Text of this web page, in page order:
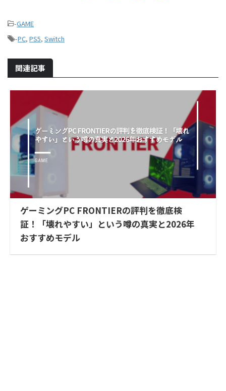
-GAME
-PC, PS5, Switch
関連記事
ゲーミングPC FRONTIERの評判を徹底検
証！「壊れやすい」という噂の真実と2026年
おすすめモデル